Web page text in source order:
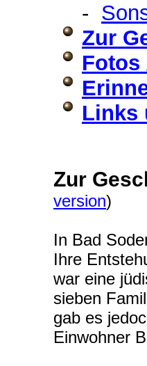
-
Zur
Fotos
Links
Zur
version)
In Bad
Ihre
war eine
sieben
gab es
Einwohner